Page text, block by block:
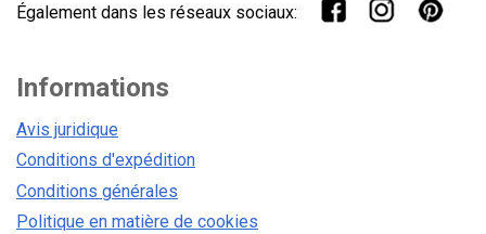
Également dans les réseaux sociaux:
Informations
Avis juridique
Conditions d'expédition
Conditions générales
Politique en matière de cookies